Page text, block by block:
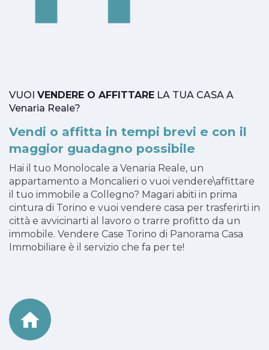
VUOI VENDERE O AFFITTARE LA TUA CASA A
Venaria Reale?
Vendi o affitta in tempi brevi e con il
maggior guadagno possibile
Hai il tuo Monolocale a Venaria Reale, un
appartamento a Moncalieri o vuoi vendere\affittare
il tuo immobile a Collegno? Magari abiti in prima
cintura di Torino e vuoi vendere casa per trasferirti in
città e avvicinarti al lavoro o trarre profitto da un
immobile. Vendere Case Torino di Panorama Casa
Immobiliare è il servizio che fa per te!